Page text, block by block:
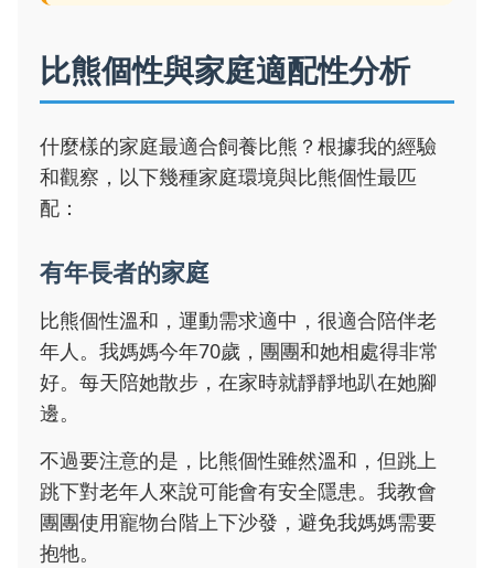
比熊個性與家庭適配性分析
什麼樣的家庭最適合飼養比熊？根據我的經驗
和觀察，以下幾種家庭環境與比熊個性最匹
配：
有年長者的家庭
比熊個性溫和，運動需求適中，很適合陪伴老
年人。我媽媽今年70歲，團團和她相處得非常
好。每天陪她散步，在家時就靜靜地趴在她腳
邊。
不過要注意的是，比熊個性雖然溫和，但跳上
跳下對老年人來說可能會有安全隱患。我教會
團團使用寵物台階上下沙發，避免我媽媽需要
抱牠。